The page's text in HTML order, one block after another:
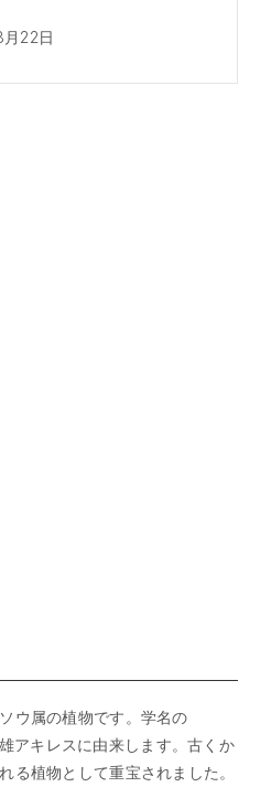
月22日
ウ属の植物です。学名の
アキレスに由来します。古くか
る植物として重宝されました。